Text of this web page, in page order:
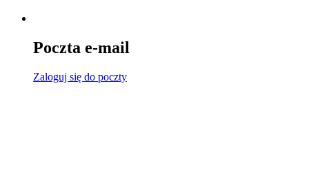
Poczta e-mail
Zaloguj się do poczty